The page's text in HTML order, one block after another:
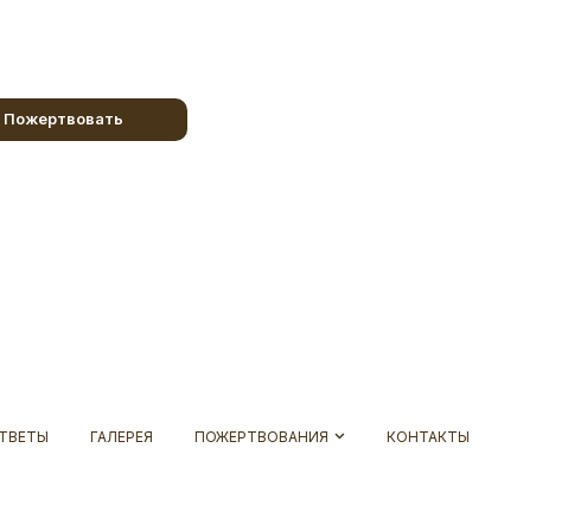
Пожертвовать
ГАЛЕРЕЯ ПОЖЕРТВОВАНИЯ КОНТАКТЫ